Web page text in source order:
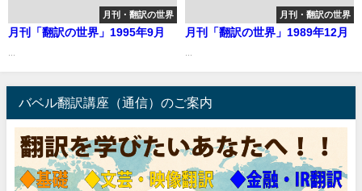
月刊・翻訳の世界
月刊「翻訳の世界」1995年9月
月刊・翻訳の世界
月刊「翻訳の世界」1989年12月
バベル翻訳講座（通信）のご案内